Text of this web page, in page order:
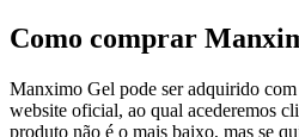
Como comprar
Manximo Gel pode ser adquirido com
website oficial, ao qual acederemos
produto não é o mais baixo, mas se